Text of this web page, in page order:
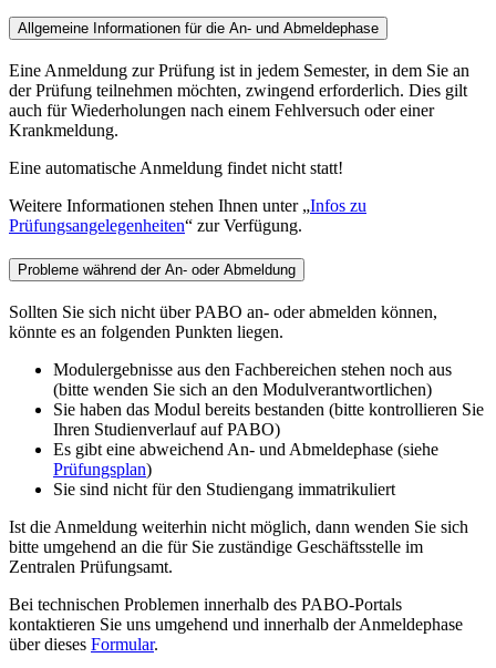
Allgemeine Informationen für die An- und Abmeldephase
Eine Anmeldung zur Prüfung ist in jedem Semester, in dem Sie an
der Prüfung teilnehmen möchten, zwingend erforderlich. Dies gilt
auch für Wiederholungen nach einem Fehlversuch oder einer
Krankmeldung.
Eine automatische Anmeldung findet nicht statt!
Weitere Informationen stehen Ihnen unter „Infos zu
Prüfungsangelegenheiten“ zur Verfügung.
Probleme während der An- oder Abmeldung
Sollten Sie sich nicht über PABO an- oder abmelden können,
könnte es an folgenden Punkten liegen.
Modulergebnisse aus den Fachbereichen stehen noch aus
(bitte wenden Sie sich an den Modulverantwortlichen)
Sie haben das Modul bereits bestanden (bitte kontrollieren Sie
Ihren Studienverlauf auf PABO)
Es gibt eine abweichend An- und Abmeldephase (siehe
Prüfungsplan)
Sie sind nicht für den Studiengang immatrikuliert
Ist die Anmeldung weiterhin nicht möglich, dann wenden Sie sich
bitte umgehend an die für Sie zuständige Geschäftsstelle im
Zentralen Prüfungsamt.
Bei technischen Problemen innerhalb des PABO-Portals
kontaktieren Sie uns umgehend und innerhalb der Anmeldephase
über dieses Formular.